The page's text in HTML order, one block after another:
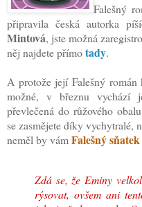
Falešný
připravila česká autorka
Mintová, jste možná
něj najdete přímotady.
A protože její Falešný
možné, v březnu vychází
převlečená do růžového
se zasmějete díky vychytralé,
neměl by vámFalešný sňatek
Zdá se, že Eminy
rýsovat, ovšem ani